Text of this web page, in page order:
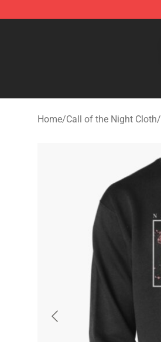
Home/Call of the Night Cloth/